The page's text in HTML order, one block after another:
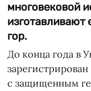
многовековой
изготавливают
гор.
До конца года в
с защищенным